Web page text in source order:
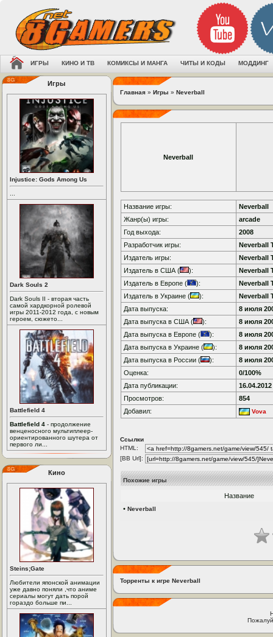
ИГРЫ КИНО И ТВ КОМИКСЫ И МАНГА ЧИТЫ И КОДЫ МОДДИНГ
Игры
Injustice: Gods Among Us
Dark Souls 2
Dark Souls II - вторая часть
самой хардкорной ролевой
игры 2011-2012 года, с новым
героем, сюжето...
Battlefield 4
Battlefield 4 - продолжение
венценосного мультиплеер-
ориентированного шутера от
первого ли...
Кино
Steins;Gate
Любители японской анимации
уже давно поняли ,что аниме
сериалы могут дать порой
гораздо больше пи...
Главная » Игры » Neverball
Neverball
Название игры:
Neverball
Жанр(ы) игры:
arcade
Год выхода:
2008
Разработчик игры:
Neverball
Издатель игры:
Neverball
Издатель в США (
):
Neverball
Издатель в Европе (
):
Neverball
Издатель в Украине (
):
Neverball
Дата выпуска:
8 июля
Дата выпуска в США (
):
8 июля
Дата выпуска в Европе (
):
8 июля
Дата выпуска в Украине (
):
8 июля
Дата выпуска в России (
):
8 июля
Оценка:
0/100%
Дата публикации:
16.04.2012
Просмотров:
854
Добавил:
Vova
Ссылки
HTML:
[BB Url]:
Похожие игры
Название
• Neverball
Торренты к игре Neverball